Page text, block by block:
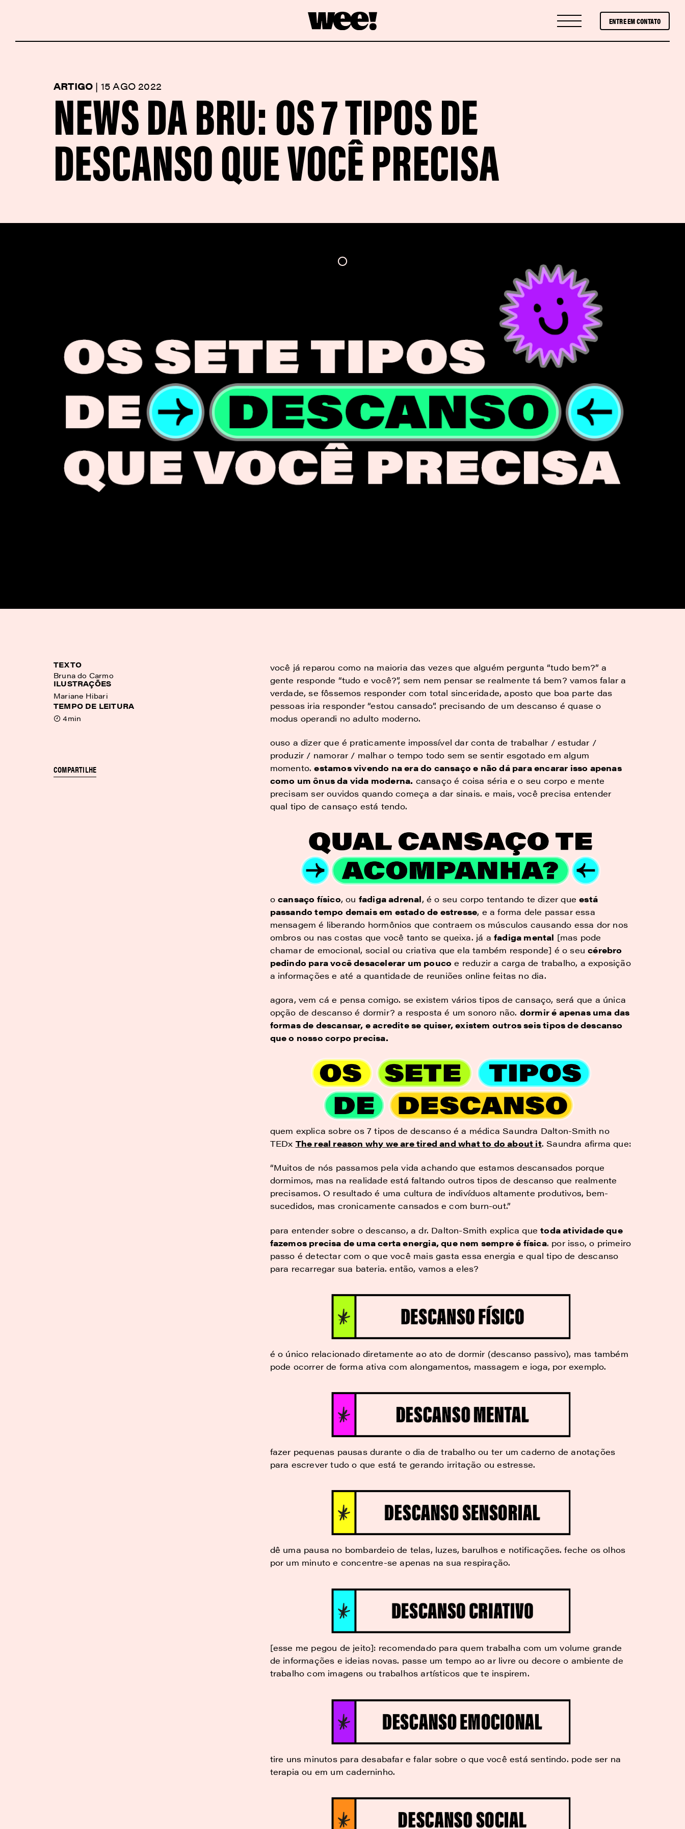
ENTRE EM CONTATO
ARTIGO | 15 AGO 2022
NEWS DA BRU: OS 7 TIPOS DE
DESCANSO QUE VOCÊ PRECISA
TEXTO
Bruna do Carmo
ILUSTRAÇÕES
Mariane Hibari
TEMPO DE LEITURA
4min
COMPARTILHE
você já reparou como na maioria das vezes que alguém pergunta “tudo bem?” a
gente responde “tudo e você?”, sem nem pensar se realmente tá bem? vamos falar a
verdade, se fôssemos responder com total sinceridade, aposto que boa parte das
pessoas iria responder “estou cansado”. precisando de um descanso é quase o
modus operandi no adulto moderno.
ouso a dizer que é praticamente impossível dar conta de trabalhar / estudar /
produzir / namorar / malhar o tempo todo sem se sentir esgotado em algum
momento.estamos vivendo na era do cansaço e não dá para encarar isso apenas
como um ônus da vida moderna. cansaço é coisa séria e o seu corpo e mente
precisam ser ouvidos quando começa a dar sinais. e mais, você precisa entender
qual tipo de cansaço está tendo.
ocansaço físico, ou fadiga adrenal, é o seu corpo tentando te dizer queestá
passando tempo demais em estado de estresse, e a forma dele passar essa
mensagem é liberando hormônios que contraem os músculos causando essa dor nos
ombros ou nas costas que você tanto se queixa. já afadiga mental [mas pode
chamar de emocional, social ou criativa que ela também responde] é o seucérebro
pedindo para você desacelerar um pouco e reduzir a carga de trabalho, a exposição
a informações e até a quantidade de reuniões online feitas no dia.
agora, vem cá e pensa comigo. se existem vários tipos de cansaço, será que a única
opção de descanso é dormir? a resposta é um sonoro não. dormir é apenas uma das
formas de descansar, e acredite se quiser, existem outros seis tipos de descanso
que o nosso corpo precisa.
quem explica sobre os 7 tipos de descanso é a médica Saundra Dalton-Smith no
TEDx The real reason why we are tired and what to do about it. Saundra afirma que:
“Muitos de nós passamos pela vida achando que estamos descansados porque
dormimos, mas na realidade está faltando outros tipos de descanso que realmente
precisamos. O resultado é uma cultura de indivíduos altamente produtivos, bem-
sucedidos, mas cronicamente cansados e com burn-out.”
para entender sobre o descanso, a dr. Dalton-Smith explica quetoda atividade que
fazemos precisa de uma certa energia, que nem sempre é física. por isso, o primeiro
passo é detectar com o que você mais gasta essa energia e qual tipo de descanso
para recarregar sua bateria. então, vamos a eles?
é o único relacionado diretamente ao ato de dormir (descanso passivo), mas também
pode ocorrer de forma ativa com alongamentos, massagem e ioga, por exemplo.
fazer pequenas pausas durante o dia de trabalho ou ter um caderno de anotações
para escrever tudo o que está te gerando irritação ou estresse.
dê uma pausa no bombardeio de telas, luzes, barulhos e notificações. feche os olhos
por um minuto e concentre-se apenas na sua respiração.
[esse me pegou de jeito]: recomendado para quem trabalha com um volume grande
de informações e ideias novas. passe um tempo ao ar livre ou decore o ambiente de
trabalho com imagens ou trabalhos artísticos que te inspirem.
tire uns minutos para desabafar e falar sobre o que você está sentindo. pode ser na
terapia ou em um caderninho.